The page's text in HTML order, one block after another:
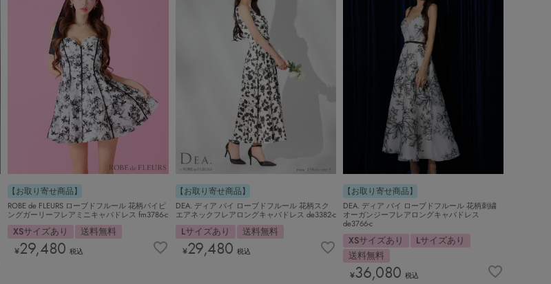
【お取り寄せ商品】
ROBE de FLEURS ローブドフルール 花柄パイピ
ングガーリーフレアミニキャバドレス fm3786-c
XSサイズあり 送料無料
¥29,480 税込
【お取り寄せ商品】
DEA. ディア バイ ローブドフルール 花柄スク
エアネックフレアロングキャバドレス de3382-c
Lサイズあり 送料無料
¥29,480 税込
【お取り寄せ商品】
DEA. ディア バイ ローブドフルール 花柄刺繍
オーガンジーフレアロングキャバドレス
de3766-c
XSサイズあり
Lサイズあり
送料無料
¥36,080 税込